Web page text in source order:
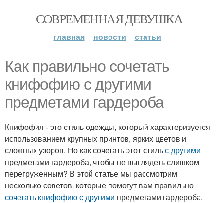
СОВРЕМЕННАЯ ДЕВУШКА
главная новости статьи
Как правильно сочетать
книфофию с другими
предметами гардероба
Книфофия - это стиль одежды, который характеризуется
использованием крупных принтов, ярких цветов и
сложных узоров. Но как сочетать этот стильс другими
предметами гардероба, чтобы не выглядеть слишком
перегруженным? В этой статье мы рассмотрим
несколько советов, которые помогут вам правильно
сочетать книфофиюс другими предметами гардероба.